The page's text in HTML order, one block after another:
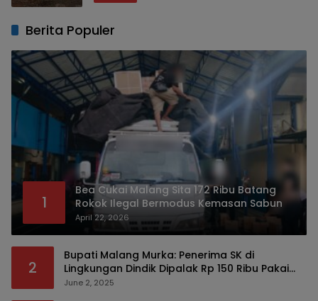
Berita Populer
1
Bea Cukai Malang Sita 172 Ribu Batang
Rokok Ilegal Bermodus Kemasan Sabun
April 22, 2026
2
Bupati Malang Murka: Penerima SK di
Lingkungan Dindik Dipalak Rp 150 Ribu Pakai
Modus Tumpengan, KPK Turut Pantau
June 2, 2025